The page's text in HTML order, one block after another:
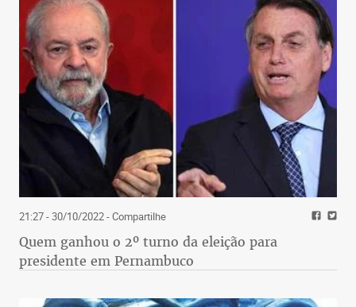
21:27 - 30/10/2022- Compartilhe
Quem ganhou o 2º turno da eleição para
presidente em Pernambuco